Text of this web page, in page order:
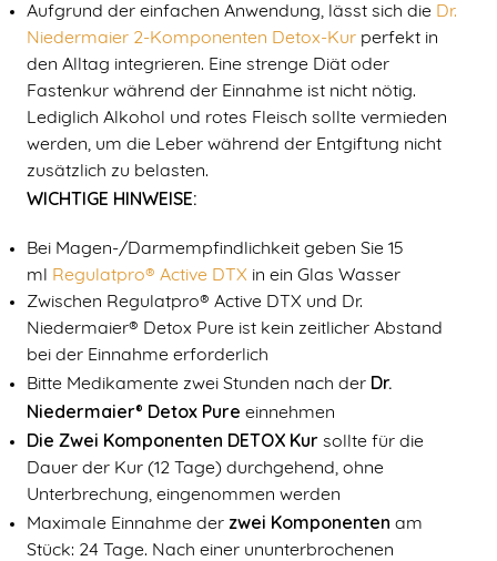
Aufgrund der einfachen Anwendung, lässt sich die Dr.
Niedermaier 2-Komponenten Detox-Kur perfekt in
den Alltag integrieren. Eine strenge Diät oder
Fastenkur während der Einnahme ist nicht nötig.
Lediglich Alkohol und rotes Fleisch sollte vermieden
werden, um die Leber während der Entgiftung nicht
zusätzlich zu belasten.
WICHTIGE HINWEISE:
Bei Magen-/Darmempfindlichkeit geben Sie 15
ml
Regulatpro® Active DTX in ein Glas Wasser
Zwischen Regulatpro® Active DTX und Dr.
Niedermaier® Detox Pure ist kein zeitlicher Abstand
bei der Einnahme erforderlich
Bitte Medikamente zwei Stunden nach der Dr.
Niedermaier® Detox Pure einnehmen
Die Zwei Komponenten DETOX Kur sollte für die
Dauer der Kur (12 Tage) durchgehend, ohne
Unterbrechung, eingenommen werden
Maximale Einnahme der zwei Komponenten am
Stück: 24 Tage. Nach einer ununterbrochenen